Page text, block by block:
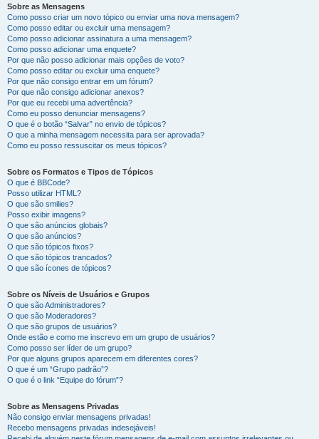
Sobre as Mensagens
Como posso criar um novo tópico ou enviar uma nova mensagem?
Como posso editar ou excluir uma mensagem?
Como posso adicionar assinatura a uma mensagem?
Como posso adicionar uma enquete?
Por que não posso adicionar mais opções de voto?
Como posso editar ou excluir uma enquete?
Por que não consigo entrar em um fórum?
Por que não consigo adicionar anexos?
Por que eu recebi uma advertência?
Como eu posso denunciar mensagens?
O que é o botão “Salvar” no envio de tópicos?
O que a minha mensagem necessita para ser aprovada?
Como eu posso ressuscitar os meus tópicos?
Sobre os Formatos e Tipos de Tópicos
O que é BBCode?
Posso utilizar HTML?
O que são smilies?
Posso exibir imagens?
O que são anúncios globais?
O que são anúncios?
O que são tópicos fixos?
O que são tópicos trancados?
O que são ícones de tópicos?
Sobre os Níveis de Usuários e Grupos
O que são Administradores?
O que são Moderadores?
O que são grupos de usuários?
Onde estão e como me inscrevo em um grupo de usuários?
Como posso ser líder de um grupo?
Por que alguns grupos aparecem em diferentes cores?
O que é um “Grupo padrão”?
O que é o link “Equipe do fórum”?
Sobre as Mensagens Privadas
Não consigo enviar mensagens privadas!
Recebo mensagens privadas indesejáveis!